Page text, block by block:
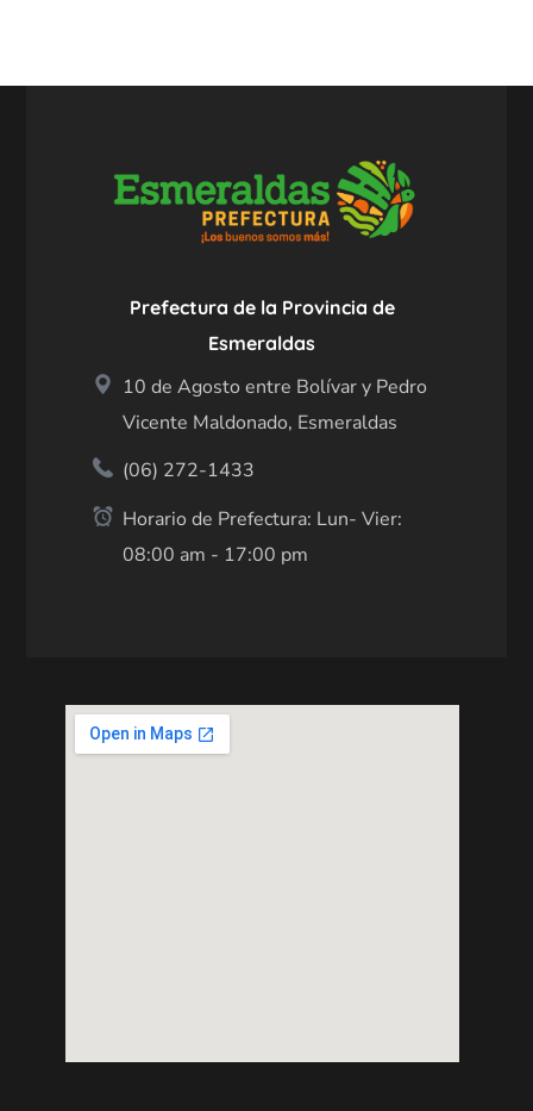
Prefectura de la Provincia de
Esmeraldas
10 de Agosto entre Bolívar y Pedro
Vicente Maldonado, Esmeraldas
(06) 272-1433
Horario de Prefectura: Lun- Vier:
08:00 am - 17:00 pm